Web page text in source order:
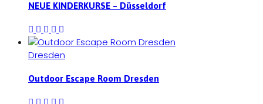
NEUE KINDERKURSE – Düsseldorf
Dresden
Outdoor Escape Room Dresden